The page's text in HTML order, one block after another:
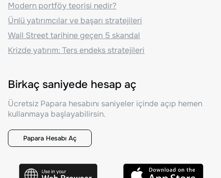
Modern portföy teorisi nedir?
Ünlü yatırımcılar ve başarı stratejileri
Wall Street tarihine geçen 5 skandal
Krizde yatırım: Ters endeks stratejileri
Birkaç saniyede hesap aç
Ücretsiz Papara hesabını saniyeler içinde açıp hemen
kullanmaya başlayabilirsin.
Papara Hesabı Aç